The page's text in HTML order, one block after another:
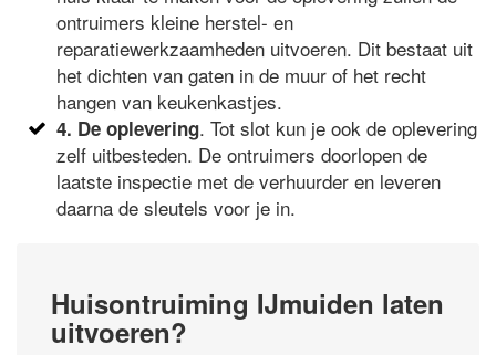
ontruimers kleine herstel- en
reparatiewerkzaamheden uitvoeren. Dit bestaat uit
het dichten van gaten in de muur of het recht
hangen van keukenkastjes.
4. De oplevering. Tot slot kun je ook de oplevering
zelf uitbesteden. De ontruimers doorlopen de
laatste inspectie met de verhuurder en leveren
daarna de sleutels voor je in.
Huisontruiming IJmuiden laten
uitvoeren?